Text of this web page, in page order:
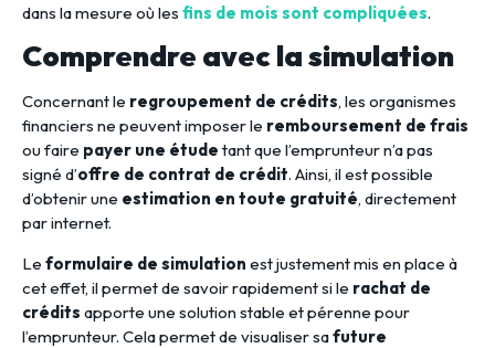
dans la mesure où les fins de mois sont compliquées.
Comprendre avec la simulation
Concernant le regroupement de crédits, les organismes
financiers ne peuvent imposer le remboursement de frais
ou faire payer une étude tant que l’emprunteur n’a pas
signé d’offre de contrat de crédit. Ainsi, il est possible
d’obtenir une estimation en toute gratuité, directement
par internet.
Le formulaire de simulation est justement mis en place à
cet effet, il permet de savoir rapidement si le rachat de
crédits apporte une solution stable et pérenne pour
l’emprunteur. Cela permet de visualiser safuture